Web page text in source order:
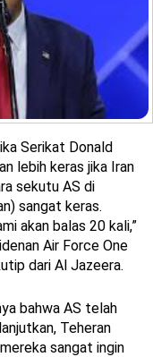
Serikat Donald
lebih keras jika Iran
sekutu AS di
sangat keras.
akan balas 20 kali,”
Air Force One
dari Al Jazeera.
bahwa AS telah
Teheran
sangat ingin